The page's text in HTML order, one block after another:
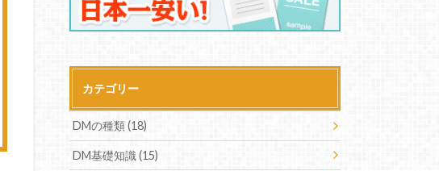
カテゴリー
DMの種類(18)
DM基礎知識(15)